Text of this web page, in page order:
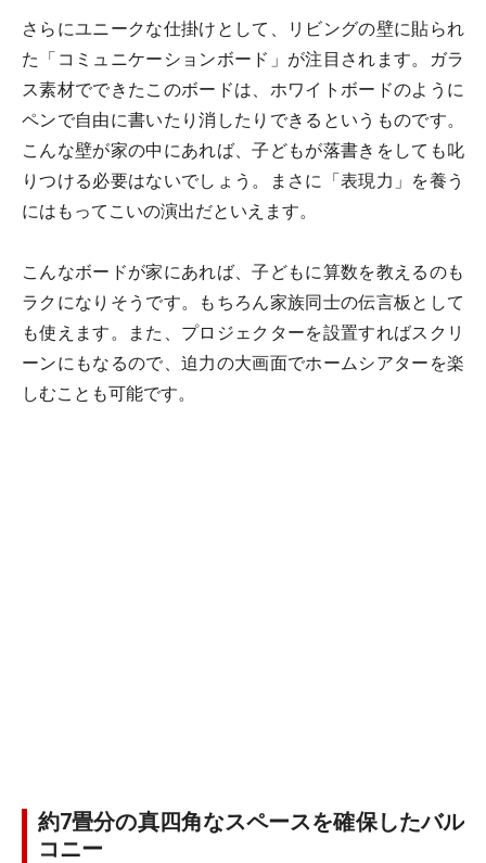
さらにユニークな仕掛けとして、リビングの壁に貼られ
た「コミュニケーションボード」が注目されます。ガラ
ス素材でできたこのボードは、ホワイトボードのように
ペンで自由に書いたり消したりできるというものです。
こんな壁が家の中にあれば、子どもが落書きをしても叱
りつける必要はないでしょう。まさに「表現力」を養う
にはもってこいの演出だといえます。
こんなボードが家にあれば、子どもに算数を教えるのも
ラクになりそうです。もちろん家族同士の伝言板として
も使えます。また、プロジェクターを設置すればスクリ
ーンにもなるので、迫力の大画面でホームシアターを楽
しむことも可能です。
約7畳分の真四角なスペースを確保したバル
コニー